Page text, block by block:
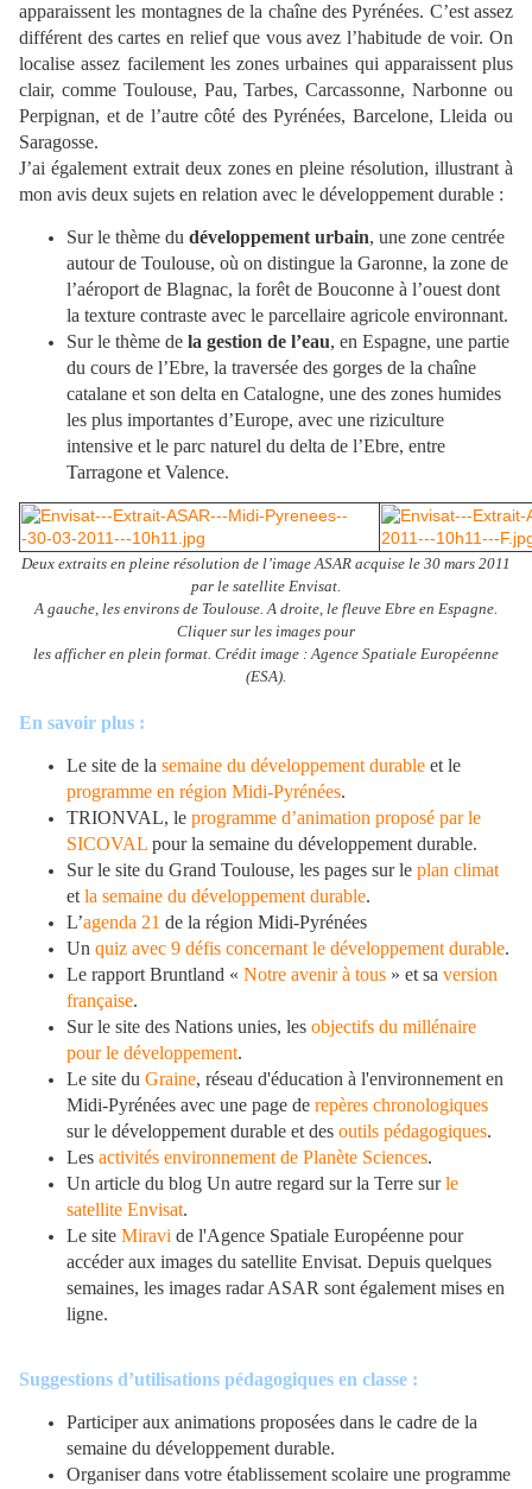
apparaissent les montagnes de la chaîne des Pyrénées. C’est assez
différent des cartes en relief que vous avez l’habitude de voir. On
localise assez facilement les zones urbaines qui apparaissent plus
clair, comme Toulouse, Pau, Tarbes, Carcassonne, Narbonne ou
Perpignan, et de l’autre côté des Pyrénées, Barcelone, Lleida ou
Saragosse.
J’ai également extrait deux zones en pleine résolution, illustrant à
mon avis deux sujets en relation avec le développement durable :
Sur le thème du développement urbain, une zone centrée
autour de Toulouse, où on distingue la Garonne, la zone de
l’aéroport de Blagnac, la forêt de Bouconne à l’ouest dont
la texture contraste avec le parcellaire agricole environnant.
Sur le thème de la gestion de l’eau, en Espagne, une partie
du cours de l’Ebre, la traversée des gorges de la chaîne
catalane et son delta en Catalogne, une des zones humides
les plus importantes d’Europe, avec une riziculture
intensive et le parc naturel du delta de l’Ebre, entre
Tarragone et Valence.
Deux extraits en pleine résolution de l’image ASAR acquise le 30 mars 2011
par le satellite Envisat.
A gauche, les environs de Toulouse. A droite, le fleuve Ebre en Espagne.
Cliquer sur les images pour
les afficher en plein format. Crédit image : Agence Spatiale Européenne
(ESA).
En savoir plus :
Le site de la semaine du développement durable et le
programme en région Midi-Pyrénées.
TRIONVAL, le programme d’animation proposé par le
SICOVAL pour la semaine du développement durable.
Sur le site du Grand Toulouse, les pages sur le plan climat
et la semaine du développement durable.
L’agenda 21 de la région Midi-Pyrénées
Un quiz avec 9 défis concernant le développement durable.
Le rapport Bruntland « Notre avenir à tous » et sa version
française.
Sur le site des Nations unies, les objectifs du millénaire
pour le développement.
Le site du Graine, réseau d'éducation à l'environnement en
Midi-Pyrénées avec une page de repères chronologiques
sur le développement durable et des outils pédagogiques.
Les activités environnement de Planète Sciences.
Un article du blog Un autre regard sur la Terre surle
satellite Envisat.
Le site Miravi de l'Agence Spatiale Européenne pour
accéder aux images du satellite Envisat. Depuis quelques
semaines, les images radar ASAR sont également mises en
ligne.
Suggestions d’utilisations pédagogiques en classe :
Participer aux animations proposées dans le cadre de la
semaine du développement durable.
Organiser dans votre établissement scolaire une programme